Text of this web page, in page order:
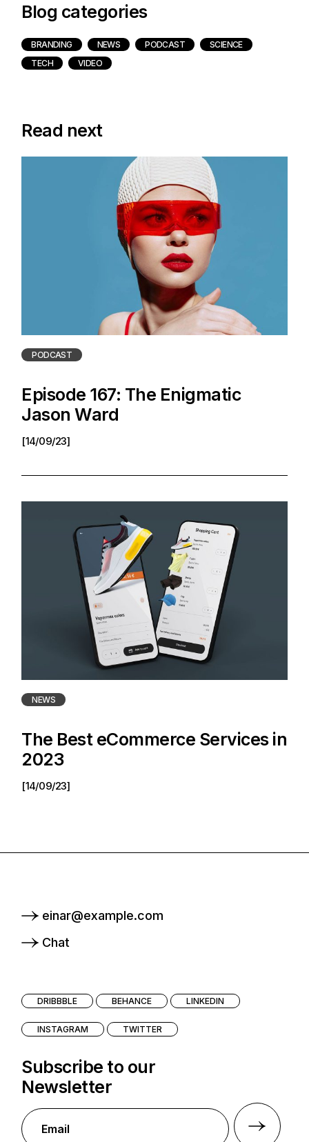
Blog categories
BRANDING NEWS PODCAST
SCIENCE
TECH
VIDEO
Read next
PODCAST
Episode 167: The Enigmatic
Jason Ward
[14/09/23]
NEWS
The Best eCommerce Services in
2023
[14/09/23]
einar@example.com
Chat
DRIBBBLE BEHANCE LINKEDIN
INSTAGRAM TWITTER
Subscribe to our
Newsletter